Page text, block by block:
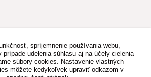
spríjemnenie používania webu,
udelenia súhlasu aj na účely cielenia
súbory cookies. Nastavenie vlastných
môžete kedykoľvek upraviť odkazom v